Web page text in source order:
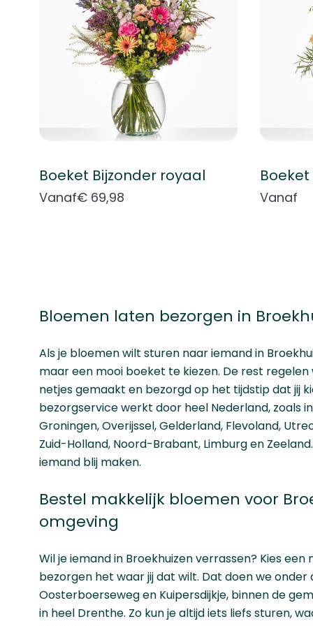
Boeket Bijzonder royaal
Vanaf€ 69,98 Vanaf
Bloemen laten bezorgen in
Als je bloemen wilt sturen naar iemand in
maar een mooi boeket te kiezen. De rest regelen
netjes gemaakt en bezorgd op het tijdstip dat jij
bezorgservice werkt door heel Nederland, zoals in
Groningen,Overijssel,Gelderland, Flevoland,
Zuid-Holland, Noord-Brabant, Limburgen Zeeland
iemand blij maken.
Bestel makkelijk bloemen voor
omgeving
Wil je iemand in Broekhuizen verrassen? Kies een
bezorgen het waar jij dat wilt. Dat doen we onder
Oosterboerseweg en Kuipersdijkje, binnen de
in heel Drenthe. Zo kun je altijd iets liefs sturen,